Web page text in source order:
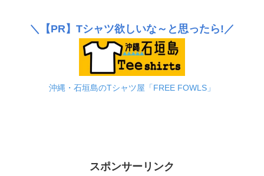
＼ 【PR】 Tシャツ欲しいな～と思ったら!／
沖縄・石垣島のTシャツ屋「FREE FOWLS」
スポンサーリンク